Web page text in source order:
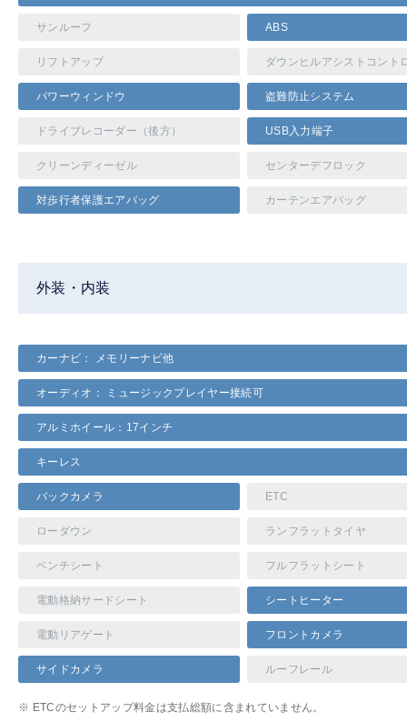
サンルーフ ABS
リフトアップ ダウンヒルアシストコント
パワーウィンドウ 盗難防止システム
ドライブレコーダー（後方） USB入力端子
クリーンディーゼル センターデフロック
対歩行者保護エアバッグ カーテンエアバッグ
外装・内装
カーナビ： メモリーナビ他
オーディオ： ミュージックプレイヤー接続可
アルミホイール：17インチ
キーレス
バックカメラ ETC
ローダウン ランフラットタイヤ
ベンチシート フルフラットシート
電動格納サードシート シートヒーター
電動リアゲート フロントカメラ
サイドカメラ ルーフレール
※ ETCのセットアップ料金は支払総額に含まれていません。